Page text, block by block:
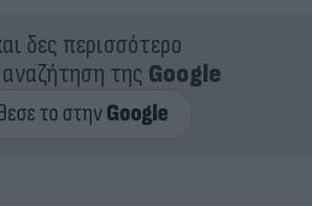
δες περισσότερο
της Google